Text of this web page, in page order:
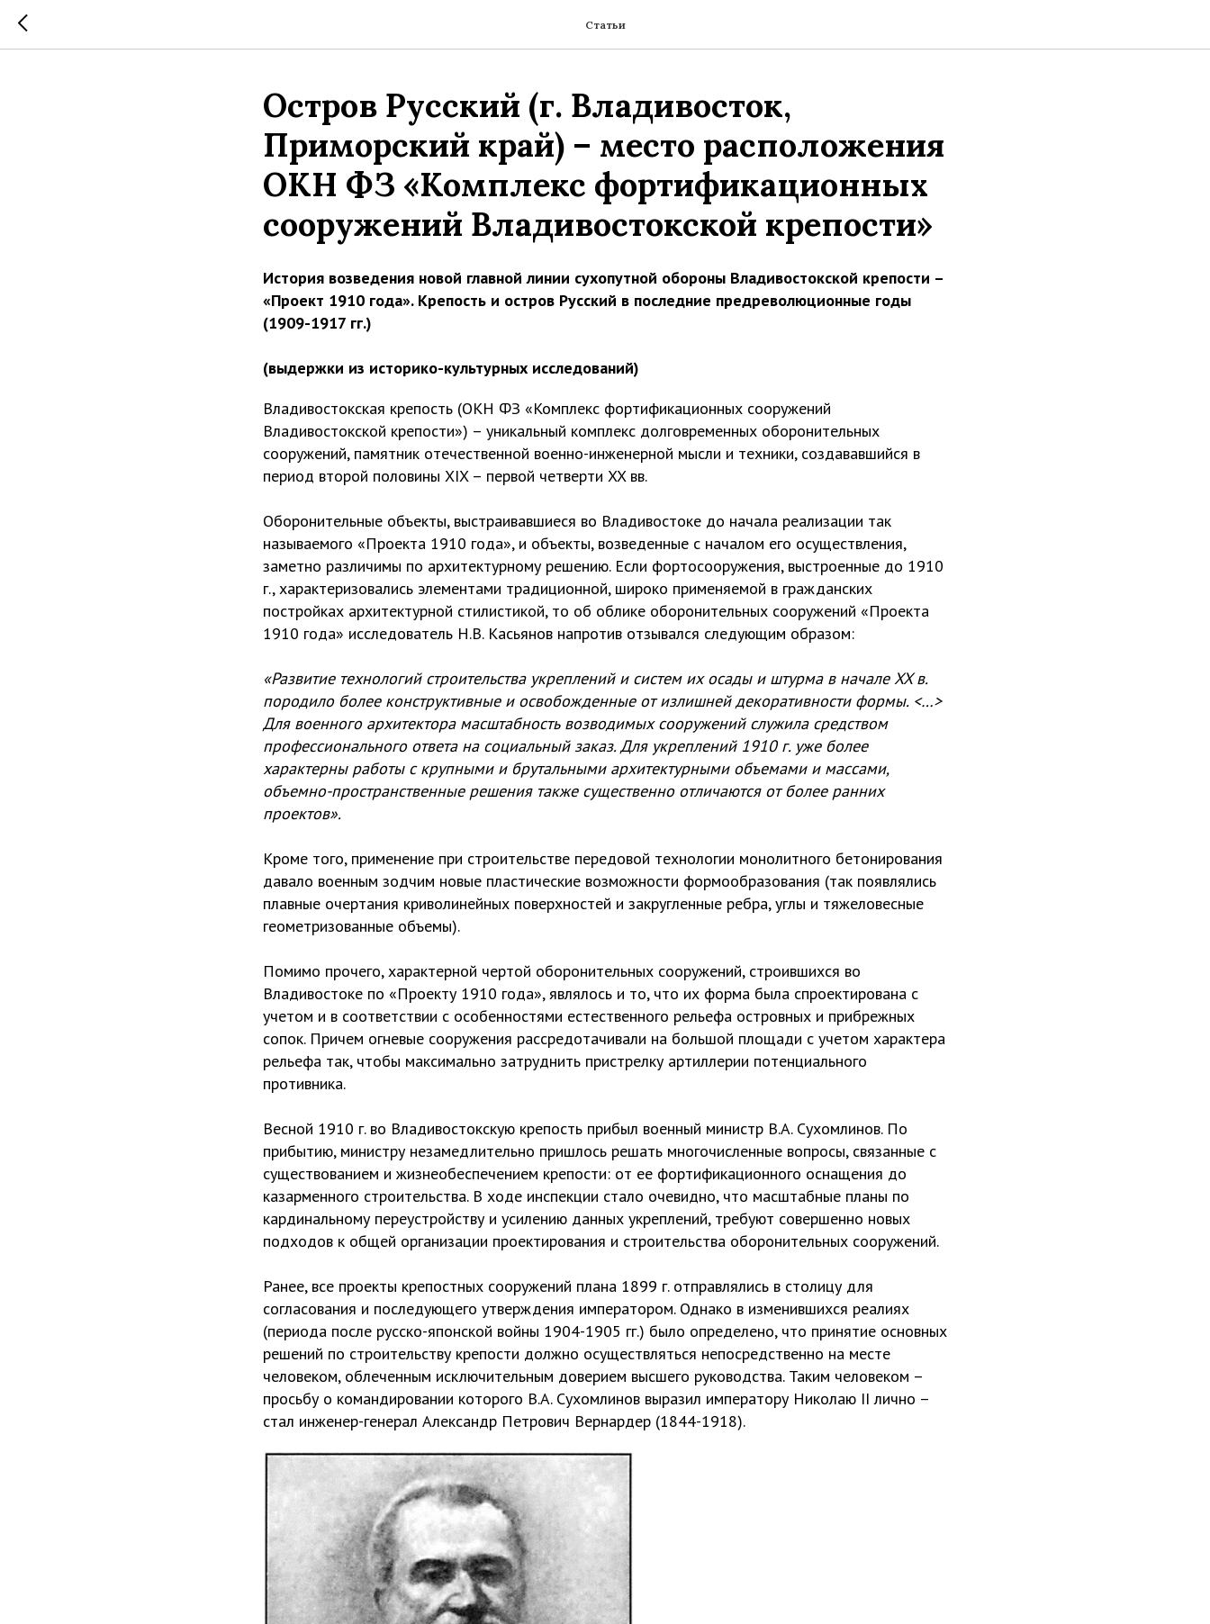
Статьи
Остров Русский (г. Владивосток,
Приморский край) – место расположения
ОКН ФЗ «Комплекс фортификационных
сооружений Владивостокской крепости»
История возведения новой главной линии сухопутной обороны Владивостокской крепости –
«Проект 1910 года». Крепость и остров Русский в последние предреволюционные годы
(1909-1917 гг.)
(выдержки из историко-культурных исследований)
Владивостокская крепость (ОКН ФЗ «Комплекс фортификационных сооружений
Владивостокской крепости») – уникальный комплекс долговременных оборонительных
сооружений, памятник отечественной военно-инженерной мысли и техники, создававшийся в
период второй половины XIX – первой четверти XX вв.
Оборонительные объекты, выстраивавшиеся во Владивостоке до начала реализации так
называемого «Проекта 1910 года», и объекты, возведенные с началом его осуществления,
заметно различимы по архитектурному решению. Если фортосооружения, выстроенные до 1910
г., характеризовались элементами традиционной, широко применяемой в гражданских
постройках архитектурной стилистикой, то об облике оборонительных сооружений «Проекта
1910 года» исследователь Н.В. Касьянов напротив отзывался следующим образом:
«Развитие технологий строительства укреплений и систем их осады и штурма в начале XX в.
породило более конструктивные и освобожденные от излишней декоративности формы. <…>
Для военного архитектора масштабность возводимых сооружений служила средством
профессионального ответа на социальный заказ. Для укреплений 1910 г. уже более
характерны работы с крупными и брутальными архитектурными объемами и массами,
объемно-пространственные решения также существенно отличаются от более ранних
проектов».
Кроме того, применение при строительстве передовой технологии монолитного бетонирования
давало военным зодчим новые пластические возможности формообразования (так появлялись
плавные очертания криволинейных поверхностей и закругленные ребра, углы и тяжеловесные
геометризованные объемы).
Помимо прочего, характерной чертой оборонительных сооружений, строившихся во
Владивостоке по «Проекту 1910 года», являлось и то, что их форма была спроектирована с
учетом и в соответствии с особенностями естественного рельефа островных и прибрежных
сопок. Причем огневые сооружения рассредотачивали на большой площади с учетом характера
рельефа так, чтобы максимально затруднить пристрелку артиллерии потенциального
противника.
Весной 1910 г. во Владивостокскую крепость прибыл военный министр В.А. Сухомлинов. По
прибытию, министру незамедлительно пришлось решать многочисленные вопросы, связанные с
существованием и жизнеобеспечением крепости: от ее фортификационного оснащения до
казарменного строительства. В ходе инспекции стало очевидно, что масштабные планы по
кардинальному переустройству и усилению данных укреплений, требуют совершенно новых
подходов к общей организации проектирования и строительства оборонительных сооружений.
Ранее, все проекты крепостных сооружений плана 1899 г. отправлялись в столицу для
согласования и последующего утверждения императором. Однако в изменившихся реалиях
(периода после русско-японской войны 1904-1905 гг.) было определено, что принятие основных
решений по строительству крепости должно осуществляться непосредственно на месте
человеком, облеченным исключительным доверием высшего руководства. Таким человеком –
просьбу о командировании которого В.А. Сухомлинов выразил императору Николаю II лично –
стал инженер-генерал Александр Петрович Вернардер (1844-1918).